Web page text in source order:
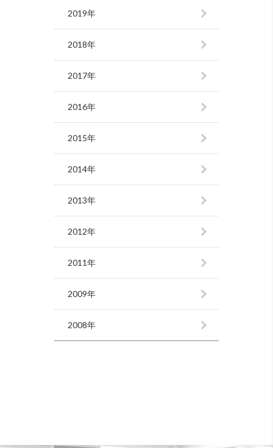
2019年
2018年
2017年
2016年
2015年
2014年
2013年
2012年
2011年
2009年
2008年